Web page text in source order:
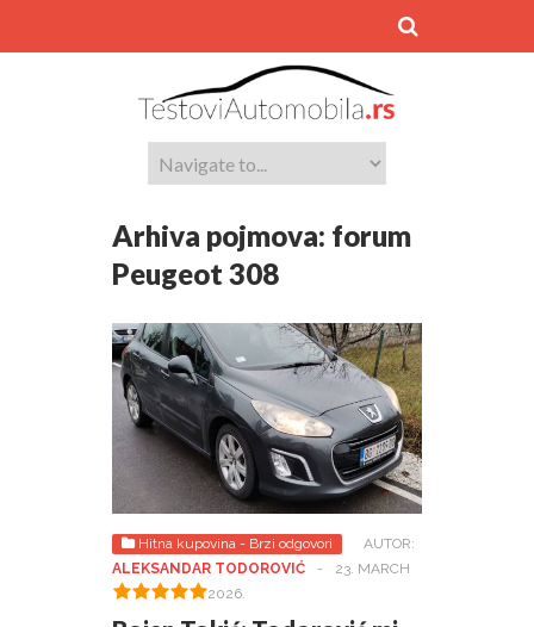
Arhiva pojmova: forum
Peugeot 308
Hitna kupovina - Brzi odgovori
AUTOR:
ALEKSANDAR TODOROVIĆ
-
23. MARCH
2026.